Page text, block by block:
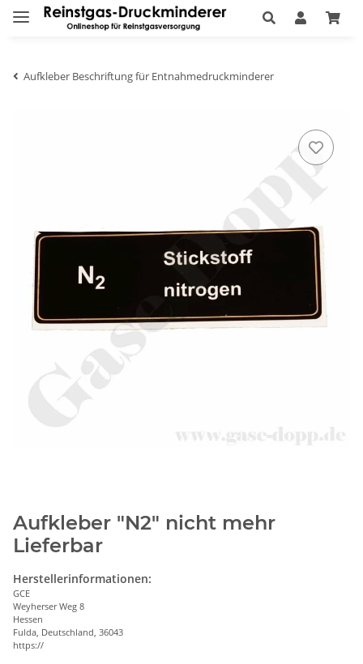
Aufkleber Beschriftung für Entnahmedruckminderer
Aufkleber "N2" nicht mehr
Lieferbar
Herstellerinformationen:
GCE
Weyherser Weg 8
Hessen
Fulda, Deutschland, 36043
https://